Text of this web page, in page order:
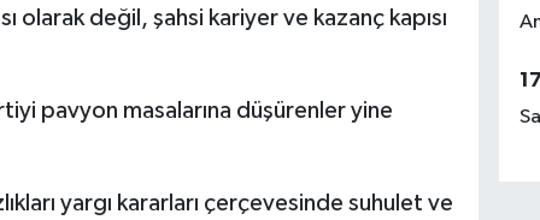
olarak değil, şahsi kariyer ve kazanç kapısı
pavyon masalarına düşürenler yine
yargı kararları çerçevesinde suhulet ve